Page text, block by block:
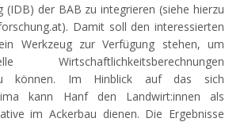
(IDB) der BAB zu integrieren (siehe hierzu
Damit soll den interessierten
Werkzeug zur Verfügung stehen, um
Wirtschaftlichkeitsberechnungen
können. Im Hinblick auf das sich
kann Hanf den Landwirt:innen als
im Ackerbau dienen. Die Ergebnisse